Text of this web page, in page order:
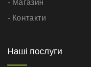
- Контакти
Наші послуги